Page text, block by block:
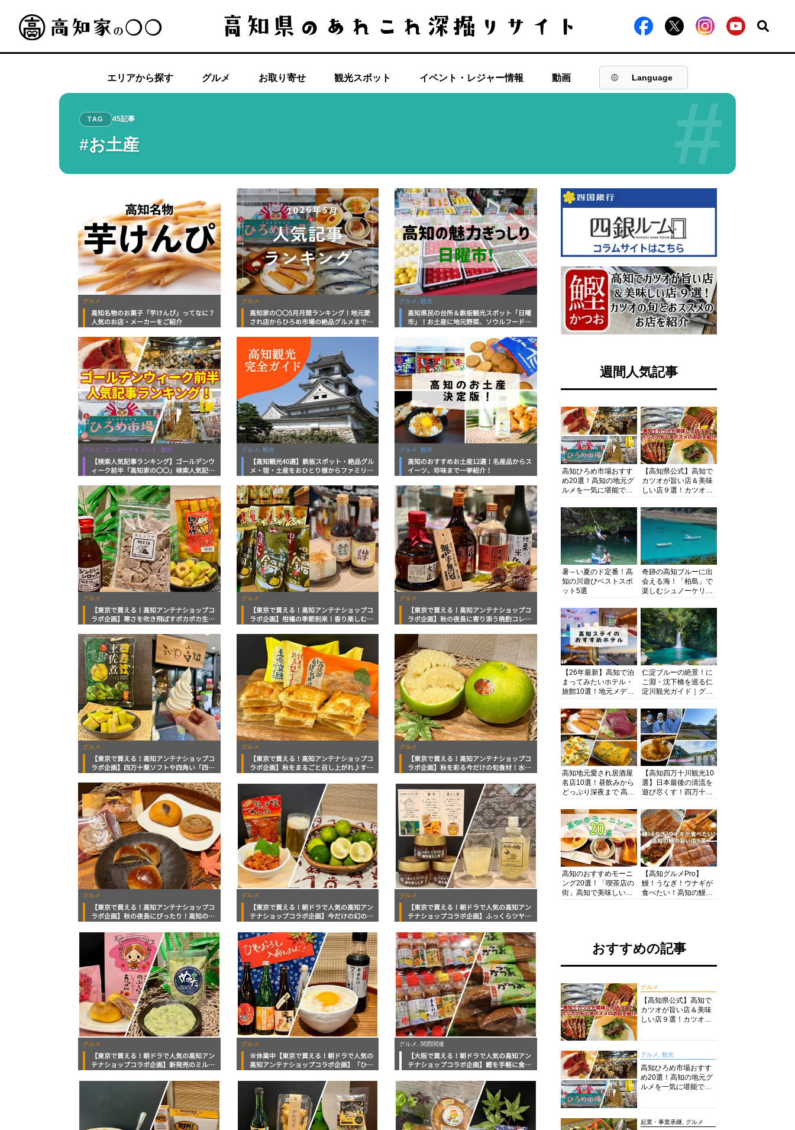
エリアから探す グルメ お取り寄せ 観光スポット イベント・レジャー情報 動画 Language
#
TAG 45記事
#お土産
グルメ
高知名物のお菓子「芋けんぴ」ってなに？
人気のお店・メーカーをご紹介
グルメ
高知家の〇〇5月月間ランキング！地元愛
され店からひろめ市場の絶品グルメまで今
グルメ, 観光
高知県民の台所＆鉄板観光スポット「日曜
市」！お土産に地元野菜、ソウルフードま
グルメ, エンターテイメント, 観光
【検索人気記事ランキング】ゴールデンウ
ィーク前半「高知家の〇〇」検索人気記事
グルメ, 観光
【高知観光40選】鉄板スポット・絶品グル
メ・宿・土産をおひとり様からファミリー
グルメ, 観光
高知のおすすめお土産12選！名産品からス
イーツ、珍味まで一挙紹介！
グルメ
【東京で買える！高知アンテナショップコ
ラボ企画】寒さを吹き飛ばすポカポカ生
グルメ
【東京で買える！高知アンテナショップコ
ラボ企画】柑橘の季節到来！香り楽しむポ
グルメ
【東京で買える！高知アンテナショップコ
ラボ企画】秋の夜長に寄り添う晩酌コレク
グルメ
【東京で買える！高知アンテナショップコ
ラボ企画】四万十栗ソフトや四角い「四方
グルメ
【東京で買える！高知アンテナショップコ
ラボ企画】秋をまるごと召し上がれ♪すぐ
グルメ
【東京で買える！高知アンテナショップコ
ラボ企画】秋を彩る今だけの旬食材！水晶
グルメ
【東京で買える！高知アンテナショップコ
ラボ企画】秋の夜長にぴったり！高知の秋
グルメ
【東京で買える！朝ドラで人気の高知アン
テナショップコラボ企画】今だけの幻の柑
使える万能ドレッシングまで
グルメ
【東京で買える！朝ドラで人気の高知アン
テナショップコラボ企画】ふっくらツヤツ
ミツ！爽やかな果実感を楽しむゼリーまで
グルメ
【東京で買える！朝ドラで人気の高知アン
テナショップコラボ企画】新発売のミルク
LOVEな緑色の調味料まで
グルメ
※休業中【東京で買える！朝ドラで人気の
高知アンテナショップコラボ企画】「ひや
で楽しむ土佐酒におつまみ
グルメ, 関西関連
【大阪で買える！朝ドラで人気の高知アン
テナショップコラボ企画】鰹を手軽に食卓
ずポン酢まで
週間人気記事
高知ひろめ市場おすす
め20選！高知の地元グ
ルメを一気に堪能でき
底解剖
【高知県公式】高知で
カツオが旨い店＆美味
しい店９選！カツオの
紹介
暑～い夏のド定番！高
知の川遊びベストスポ
ット5選
奇跡の高知ブルーに出
会える海！「柏島」で
楽しむシュノーケリン
浴にキャンプまで透明
度抜群の海の楽園を徹
底紹介
【26年最新】高知で泊
まってみたいホテル・
旅館10選！地元メディ
厳選
仁淀ブルーの絶景！に
こ淵・沈下橋を巡る仁
淀川観光ガイド｜グル
まで完全網羅！
高知地元愛され居酒屋
名店10選！昼飲みから
どっぷり深夜まで 高知
知グルメPro】
【高知四万十川観光10
選】日本最後の清流を
遊び尽くす！四万十川
を網羅したおすすめガ
イド
高知のおすすめモーニ
ング20選！「喫茶店の
街」高知で美味しい喫
【高知グルメPro】
鰻！うなぎ！ウナギが
食べたい！高知の鰻の
おすすめの記事
グルメ
【高知県公式】高知で
カツオが旨い店＆美味
しい店９選！カツオの
グルメ, 観光
高知ひろめ市場おすす
め20選！高知の地元グ
ルメを一気に堪能でき
起業・事業承継, グルメ